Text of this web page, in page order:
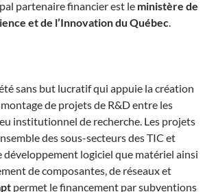
partenaire financier est le ministère de
et de l’Innovation du Québec.
sans but lucratif qui appuie la création
de projets de R&D entre les
institutionnel de recherche. Les projets
des sous-secteurs des TIC et
logiciel que matériel ainsi
de composantes, de réseaux et
permet le financement par subventions